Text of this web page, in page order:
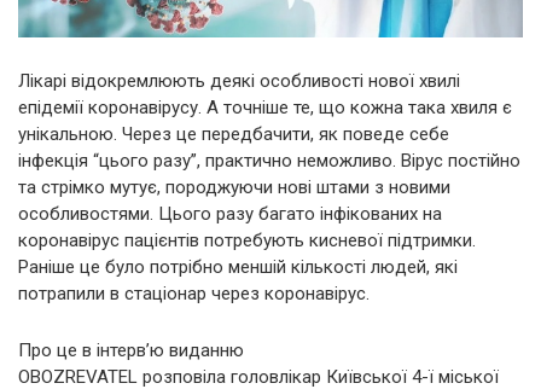
Лікарі відокремлюють деякі особливості нової хвилі
епідемії коронавірусу. А точніше те, що кожна така хвиля є
унікальною. Через це передбачити, як поведе себе
інфекція “цього разу”, практично неможливо. Вірус постійно
та стрімко мутує, породжуючи нові штами з новими
особливостями. Цього разу багато інфікованих на
коронавірус пацієнтів потребують кисневої підтримки.
Раніше це було потрібно меншій кількості людей, які
потрапили в стаціонар через коронавірус.
Про це в інтерв’ю виданню
OBOZREVATEL розповіла головлікар Київської 4-ї міської